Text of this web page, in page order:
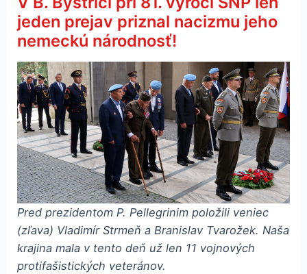
jeden prejav priznal nacizmu jeho
nemeckú národnosť!
Pred prezidentom P. Pellegrinim položili veniec
(zľava) Vladimír Strmeň a Branislav Tvarožek. Naša
krajina mala v tento deň už len 11 vojnových
protifašistických veteránov.